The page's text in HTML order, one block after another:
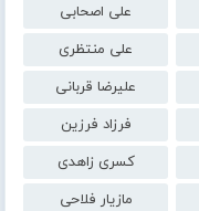
علی اصحابی
علی منتظری
علیرضا قربانی
فرزاد فرزین
کسری زاهدی
مازیار فلاحی